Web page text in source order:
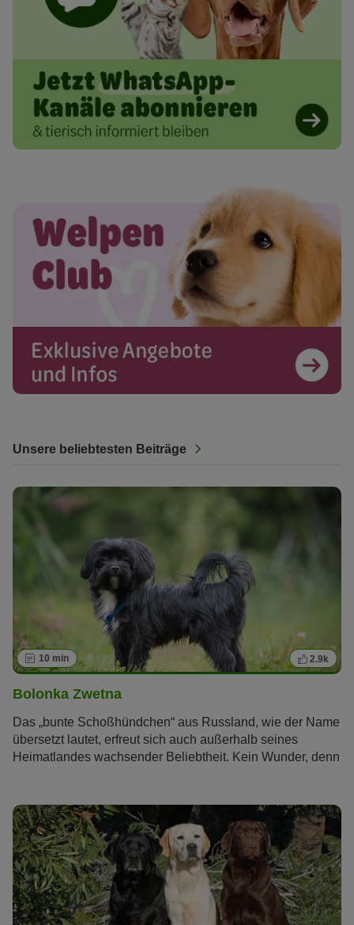
Unsere beliebtesten Beiträge
10 min 2.9k
Bolonka Zwetna
Das „bunte Schoßhündchen“ aus Russland, wie der Name
übersetzt lautet, erfreut sich auch außerhalb seines
Heimatlandes wachsender Beliebtheit. Kein Wunder, denn
unkomplizierten Charakter seinen Besitzern viel Freude
bereitet.